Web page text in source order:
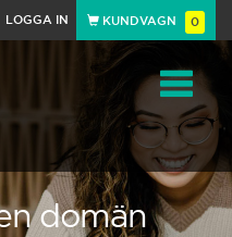
LOGGA IN KUNDVAGN 0
Toggle
domän